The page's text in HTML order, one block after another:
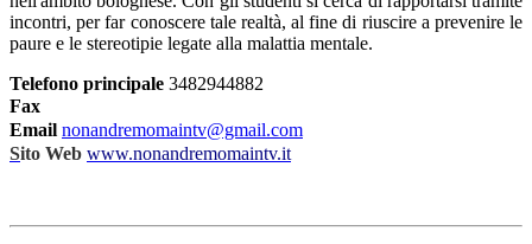
incontri, per far conoscere tale realtà, al fine di riuscire a prevenire le
paure e le stereotipie legate alla malattia mentale.
Telefono principale 3482944882
Fax
Email nonandremomaintv@gmail.com
Sito Web www.nonandremomaintv.it